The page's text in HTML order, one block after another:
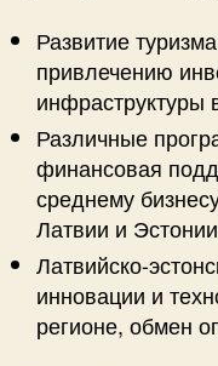
Развитие
привлечению
инфраструктуры
Различные
финансовая
среднему
Латвии и
Латвийско-
инновации и
регионе, обмен